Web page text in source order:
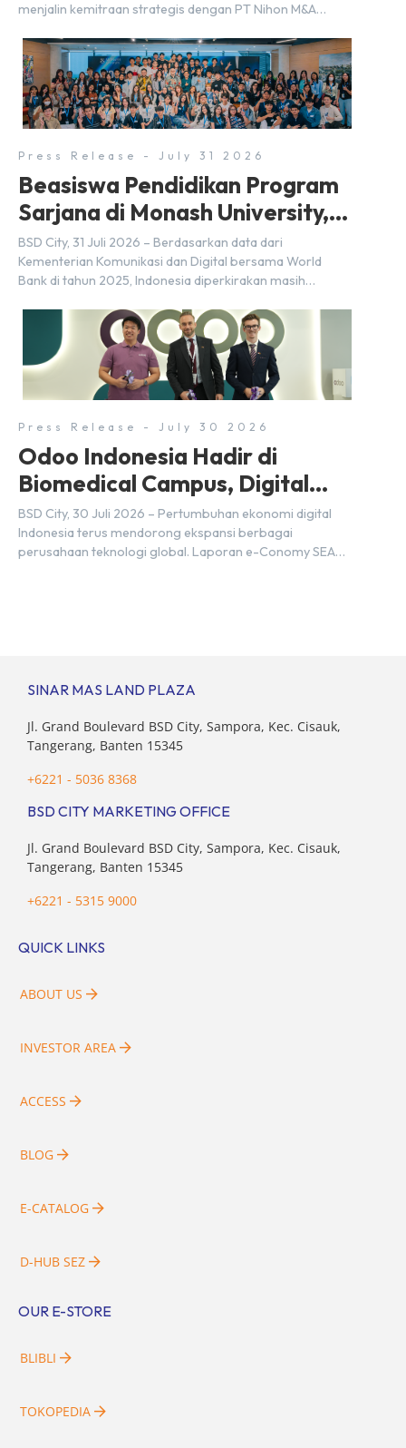
menjalin kemitraan strategis dengan PT Nihon M&A
Holdings Inc. Kemitraan tersebut ditandai dengan
penandatanganan Memorandum of Understanding
(MoU) oleh Bayu Seto (Partner at Living Lab Ventures)
dan Kosuke Kawata […]
Press Release - July 31 2026
Beasiswa Pendidikan Program
Sarjana di Monash University,
BSD City
BSD City, 31 Juli 2026 – Berdasarkan data dari
Kementerian Komunikasi dan Digital bersama World
Bank di tahun 2025, Indonesia diperkirakan masih
2030 atau setara dengan 600 ribu tenaga digital baru
setiap tahunnya untuk mendukung percepatan
transformasi digital di berbagai sektor strategis.
Kebutuhan tersebut menjadikan pengembangan sumber
daya […]
Press Release - July 30 2026
Odoo Indonesia Hadir di
Biomedical Campus, Digital
Hub, BSD City
BSD City, 30 Juli 2026 – Pertumbuhan ekonomi digital
Indonesia terus mendorong ekspansi berbagai
perusahaan teknologi global. Laporan e-Conomy SEA
SINAR MAS LAND PLAZA
Jl. Grand Boulevard BSD City, Sampora, Kec. Cisauk,
Tangerang, Banten 15345
+6221 - 5036 8368
BSD CITY MARKETING OFFICE
Jl. Grand Boulevard BSD City, Sampora, Kec. Cisauk,
Tangerang, Banten 15345
+6221 - 5315 9000
QUICK LINKS
ABOUT US
INVESTOR AREA
ACCESS
BLOG
E-CATALOG
D-HUB SEZ
OUR E-STORE
BLIBLI
TOKOPEDIA